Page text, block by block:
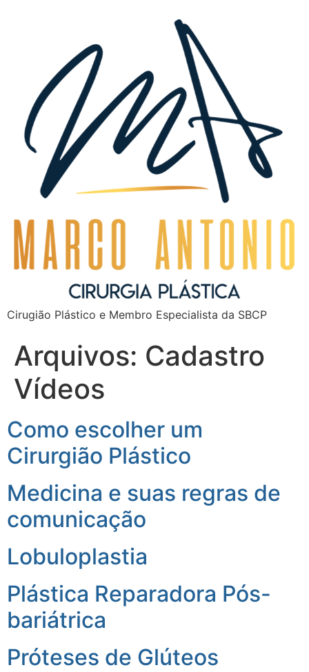
Cirugião Plástico e Membro Especialista da SBCP
Arquivos: Cadastro
Vídeos
Como escolher um
Cirurgião Plástico
Medicina e suas regras de
comunicação
Lobuloplastia
Plástica Reparadora Pós-
bariátrica
Próteses de Glúteos